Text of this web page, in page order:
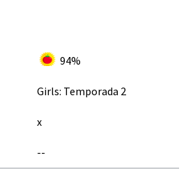
94%
Girls: Temporada 2
x
--